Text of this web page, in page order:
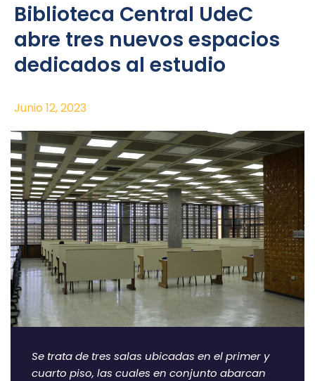
Biblioteca Central UdeC
abre tres nuevos espacios
dedicados al estudio
Junio 12, 2023
Se trata de tres salas ubicadas en el primer y
cuarto piso, las cuales en conjunto abarcan